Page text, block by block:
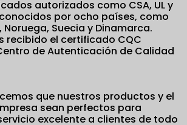
autorizados como CSA, UL y
por ocho países, como
Noruega, Suecia y Dinamarca.
recibido el certificado CQC
de Autenticación de Calidad
que nuestros productos y el
sean perfectos para
excelente a clientes de todo